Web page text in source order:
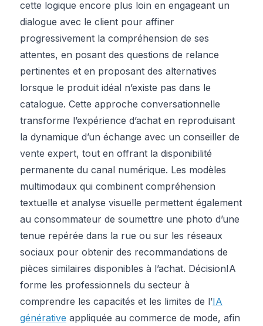
cette logique encore plus loin en engageant un
dialogue avec le client pour affiner
progressivement la compréhension de ses
attentes, en posant des questions de relance
pertinentes et en proposant des alternatives
lorsque le produit idéal n’existe pas dans le
catalogue. Cette approche conversationnelle
transforme l’expérience d’achat en reproduisant
la dynamique d’un échange avec un conseiller de
vente expert, tout en offrant la disponibilité
permanente du canal numérique. Les modèles
multimodaux qui combinent compréhension
textuelle et analyse visuelle permettent également
au consommateur de soumettre une photo d’une
tenue repérée dans la rue ou sur les réseaux
sociaux pour obtenir des recommandations de
pièces similaires disponibles à l’achat. DécisionIA
forme les professionnels du secteur à
comprendre les capacités et les limites de l’IA
générative appliquée au commerce de mode, afin